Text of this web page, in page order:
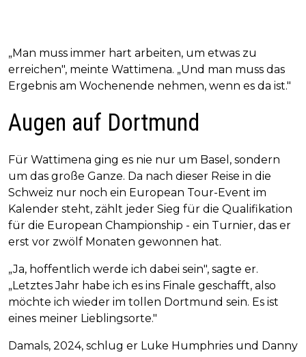
„Man muss immer hart arbeiten, um etwas zu
erreichen", meinte Wattimena. „Und man muss das
Ergebnis am Wochenende nehmen, wenn es da ist."
Augen auf Dortmund
Für Wattimena ging es nie nur um Basel, sondern
um das große Ganze. Da nach dieser Reise in die
Schweiz nur noch ein European Tour-Event im
Kalender steht, zählt jeder Sieg für die Qualifikation
für die European Championship - ein Turnier, das er
erst vor zwölf Monaten gewonnen hat.
„Ja, hoffentlich werde ich dabei sein", sagte er.
„Letztes Jahr habe ich es ins Finale geschafft, also
möchte ich wieder im tollen Dortmund sein. Es ist
eines meiner Lieblingsorte."
Damals, 2024, schlug er Luke Humphries und Danny